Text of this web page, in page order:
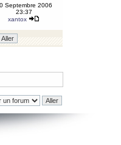
Septembre 2006
23:37
xantox